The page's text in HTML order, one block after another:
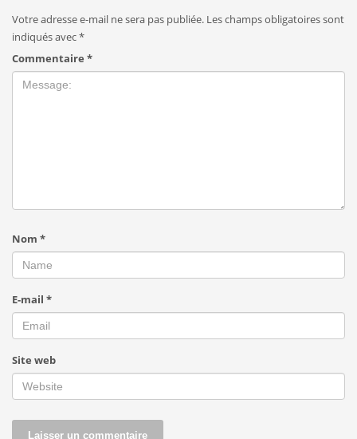
Votre adresse e-mail ne sera pas publiée. Les champs obligatoires sont
indiqués avec*
Commentaire *
Nom *
E-mail *
Site web